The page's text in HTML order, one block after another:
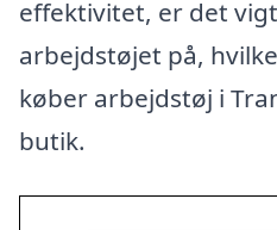
effektivitet, er det
arbejdstøjet på,
køber arbejdstøj i
butik.